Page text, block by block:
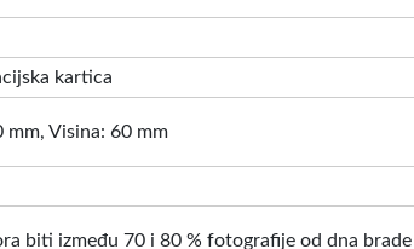
kartica
mm, Visina: 60 mm
biti između 70 i 80 % fotografije od dna